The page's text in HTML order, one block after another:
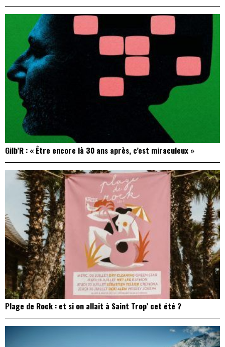
Gilb’R : « Être encore là 30 ans après, c’est miraculeux »
Plage de Rock : et si on allait à Saint Trop’ cet été ?